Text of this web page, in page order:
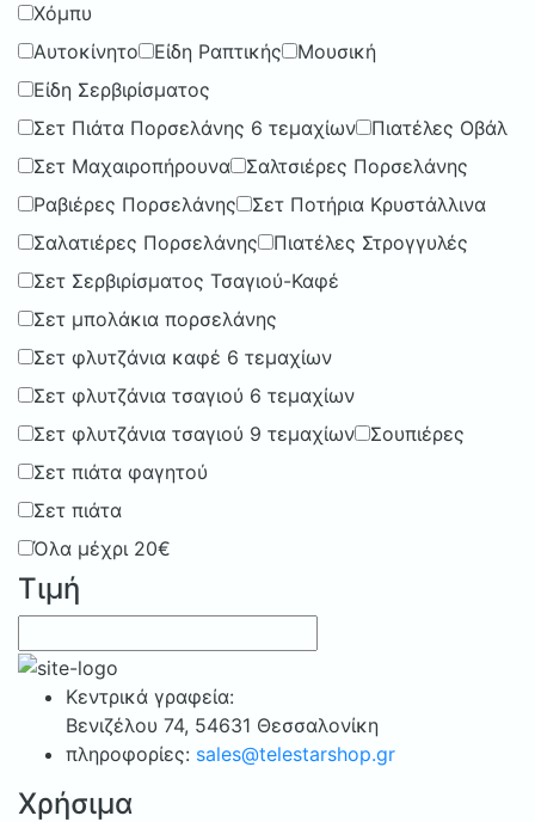
Χόμπυ
Αυτοκίνητο
Είδη Ραπτικής
Μουσική
Είδη Σερβιρίσματος
Σετ Πιάτα Πορσελάνης 6 τεμαχίων
Πιατέλες Οβάλ
Σετ Μαχαιροπήρουνα
Σαλτσιέρες Πορσελάνης
Ραβιέρες Πορσελάνης
Σετ Ποτήρια Κρυστάλλινα
Σαλατιέρες Πορσελάνης
Πιατέλες Στρογγυλές
Σετ Σερβιρίσματος Τσαγιού-Καφέ
Σετ μπολάκια πορσελάνης
Σετ φλυτζάνια καφέ 6 τεμαχίων
Σετ φλυτζάνια τσαγιού 6 τεμαχίων
Σετ φλυτζάνια τσαγιού 9 τεμαχίων
Σουπιέρες
Σετ πιάτα φαγητού
Σετ πιάτα
Όλα μέχρι 20€
Τιμή
Κεντρικά γραφεία:
Bενιζέλου 74, 54631 Θεσσαλονίκη
πληροφορίες: sales@telestarshop.gr
Χρήσιμα